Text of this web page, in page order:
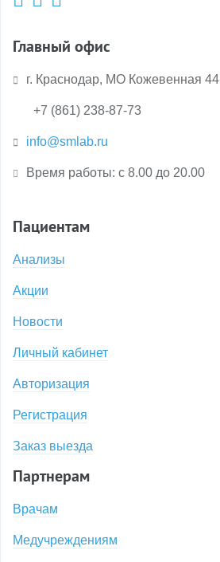
Пациентам
Анализы
Акции
Новости
Личный кабинет
Авторизация
Регистрация
Заказ выезда
Партнерам
Врачам
Медучреждениям
Главный офис
г. Краснодар, МО Кожевенная 44
+7 (861) 238-87-73
info@smlab.ru
Время работы: с 8.00 до 20.00